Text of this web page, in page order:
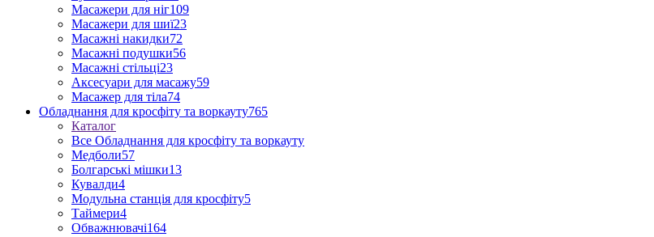
Масажери для ніг109
Масажери для шиї23
Масажні накидки72
Масажні подушки56
Масажні стільці23
Аксесуари для масажу59
Масажер для тіла74
Обладнання для кросфіту та воркауту765
Каталог
Все Обладнання для кросфіту та воркауту
Медболи57
Болгарські мішки13
Кувалди4
Модульна станція для кросфіту5
Таймери4
Обважнювачі164